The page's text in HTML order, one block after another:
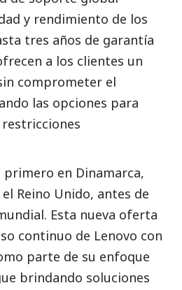
y rendimiento de los
tres años de garantía
a los clientes un
comprometer el
las opciones para
primero en Dinamarca,
Reino Unido, antes de
Esta nueva oferta
continuo de Lenovo con
parte de su enfoque
brindando soluciones